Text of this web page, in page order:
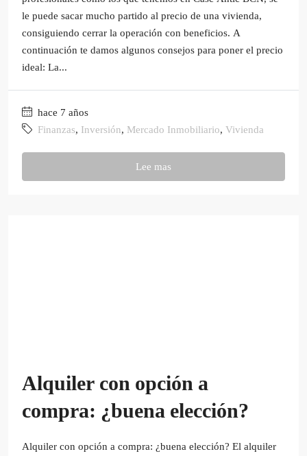
le puede sacar mucho partido al precio de una vivienda,
consiguiendo cerrar la operación con beneficios. A
continuación te damos algunos consejos para poner el precio
ideal: La...
hace 7 años
Finanzas, Inversión, Mercado Inmobiliario, Vivienda
Lee mas
Alquiler con opción a
compra: ¿buena elección?
Alquiler con opción a compra: ¿buena elección? El alquiler